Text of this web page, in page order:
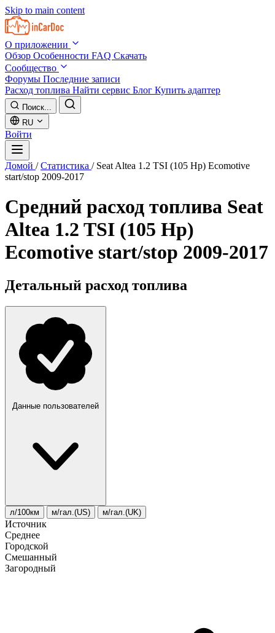
Skip to main content
О приложении
Обзор Особенности FAQ Скачать
Сообщество
Форумы Последние записи
Расход топлива Найти сервис Блог Купить адаптер
Поиск...
RU
Войти
Домой / Статистика / Seat Altea 1.2 TSI (105 Hp) Ecomotive
start/stop 2009-2017
Средний расход топлива Seat
Altea 1.2 TSI (105 Hp)
Ecomotive start/stop 2009-2017
Детальный расход топлива
Данные пользователей
л/100км м/гал.(US) м/гал.(UK)
Источник
Среднее
Городской
Смешанный
Загородный